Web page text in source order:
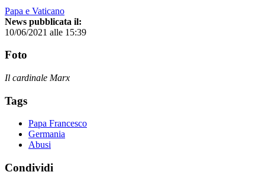
Papa e Vaticano
News pubblicata il:
10/06/2021 alle 15:39
Foto
Il cardinale Marx
Tags
Papa Francesco
Germania
Abusi
Condividi